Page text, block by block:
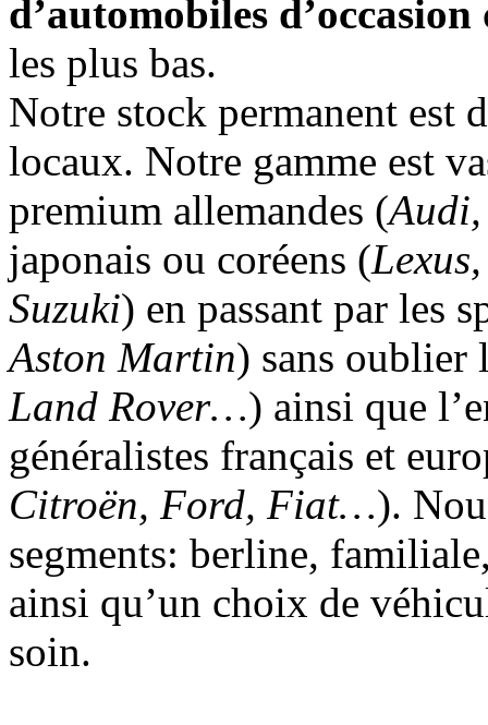
d’automobiles d’occasion
les plus bas.
Notre stock permanent est
locaux. Notre gamme est
premium allemandes (Audi,
japonais ou coréens (
Suzuki) en passant par les
Aston Martin) sans oublier
Land Rover…) ainsi que
généralistes français et
Citroën, Ford, Fiat…).
segments: berline,
ainsi qu’un choix de
soin.